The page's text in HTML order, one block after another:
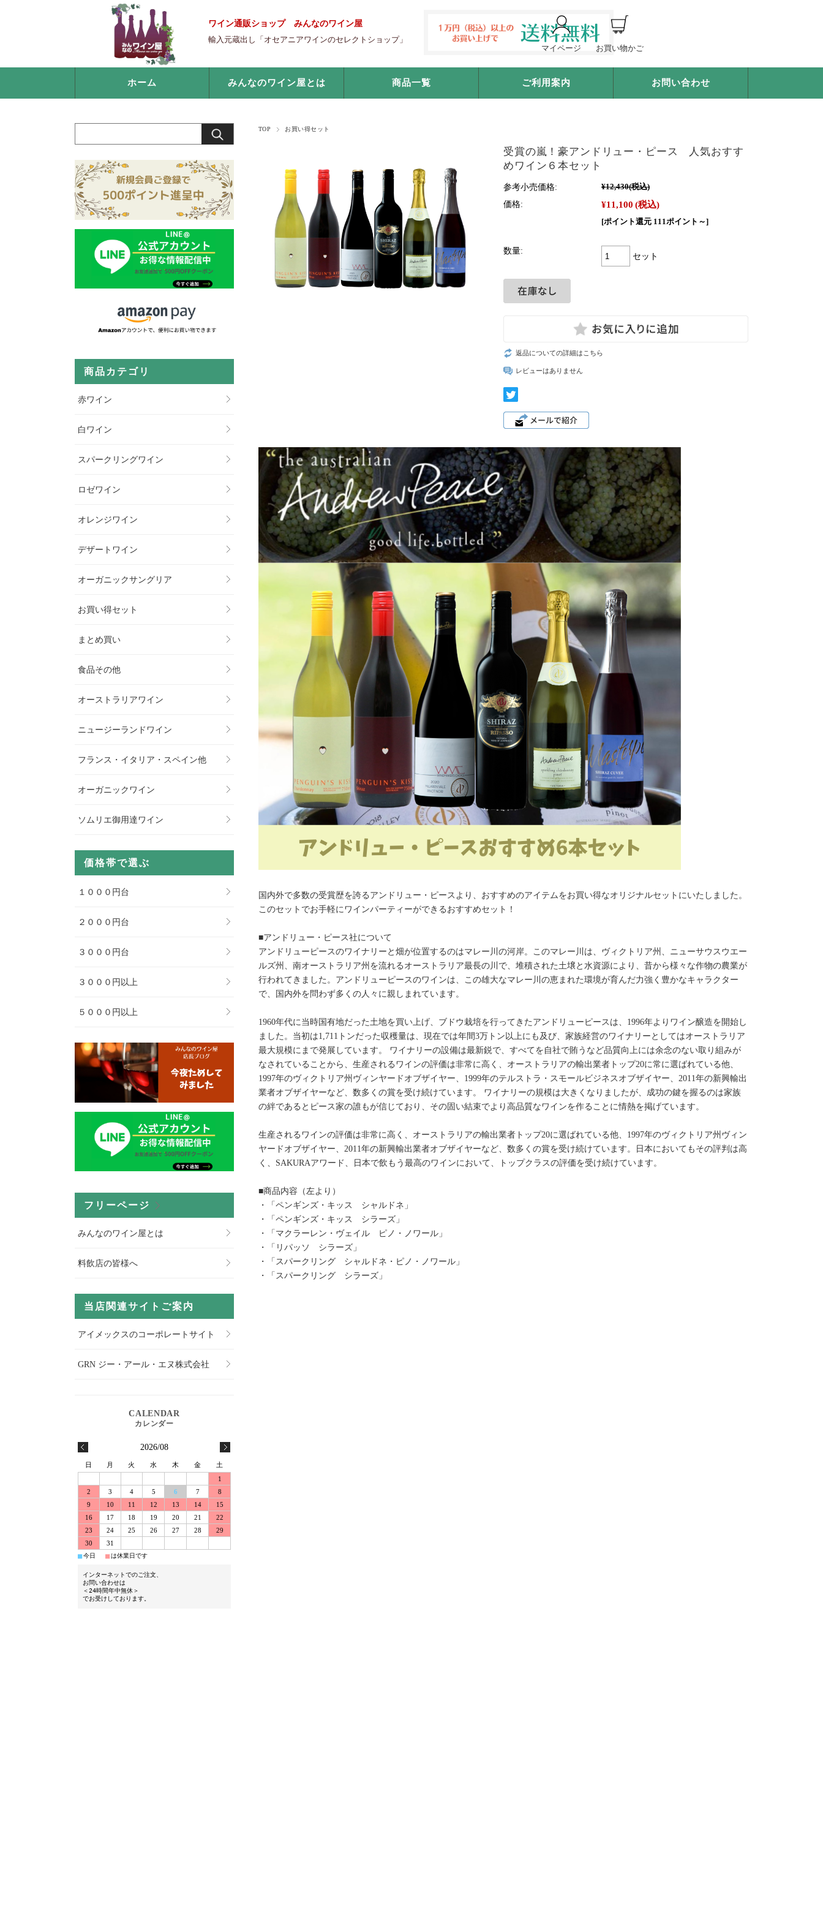
ワイン通販ショップ みんなのワイン屋
輸入元蔵出し「オセアニアワインのセレクトショップ」
マイページ
お買い物かご
ホーム みんなのワイン屋とは 商品一覧 ご利用案内 お問い合わせ
TOP お買い得セット
受賞の嵐！豪アンドリュー・ピース 人気おすす
めワイン６本セット
参考小売価格: ¥12,430(税込)
価格: ¥11,100 (税込)
[ポイント還元 111ポイント～]
数量:
セット
返品についての詳細はこちら
レビューはありません
国内外で多数の受賞歴を誇るアンドリュー・ピースより、おすすめのアイテムをお買い得なオリジナルセットにいたしました。
このセットでお手軽にワインパーティーができるおすすめセット！
■アンドリュー・ピース社について
アンドリューピースのワイナリーと畑が位置するのはマレー川の河岸。このマレー川は、ヴィクトリア州、ニューサウスウエー
ルズ州、南オーストラリア州を流れるオーストラリア最長の川で、堆積された土壌と水資源により、昔から様々な作物の農業が
行われてきました。アンドリューピースのワインは、この雄大なマレー川の恵まれた環境が育んだ力強く豊かなキャラクター
で、国内外を問わず多くの人々に親しまれています。
1960年代に当時国有地だった土地を買い上げ、ブドウ栽培を行ってきたアンドリューピースは、1996年よりワイン醸造を開始し
ました。当初は1,711トンだった収穫量は、現在では年間3万トン以上にも及び、家族経営のワイナリーとしてはオーストラリア
最大規模にまで発展しています。 ワイナリーの設備は最新鋭で、すべてを自社で賄うなど品質向上には余念のない取り組みが
なされていることから、生産されるワインの評価は非常に高く、オーストラリアの輸出業者トップ20に常に選ばれている他、
1997年のヴィクトリア州ヴィンヤードオブザイヤー、1999年のテルストラ・スモールビジネスオブザイヤー、2011年の新興輸出
業者オブザイヤーなど、数多くの賞を受け続けています。 ワイナリーの規模は大きくなりましたが、成功の鍵を握るのは家族
の絆であるとピース家の誰もが信じており、その固い結束でより高品質なワインを作ることに情熱を掲げています。
生産されるワインの評価は非常に高く、オーストラリアの輸出業者トップ20に選ばれている他、1997年のヴィクトリア州ヴィン
ヤードオブザイヤー、2011年の新興輸出業者オブザイヤーなど、数多くの賞を受け続けています。日本においてもその評判は高
く、SAKURAアワード、日本で飲もう最高のワインにおいて、トップクラスの評価を受け続けています。
■商品内容（左より）
・「ペンギンズ・キッス シャルドネ」
・「ペンギンズ・キッス シラーズ」
・「マクラーレン・ヴェイル ピノ・ノワール」
・「リパッソ シラーズ」
・「スパークリング シャルドネ・ピノ・ノワール」
・「スパークリング シラーズ」
商品カテゴリ
赤ワイン
白ワイン
スパークリングワイン
ロゼワイン
オレンジワイン
デザートワイン
オーガニックサングリア
お買い得セット
まとめ買い
食品その他
オーストラリアワイン
ニュージーランドワイン
フランス・イタリア・スペイン他
オーガニックワイン
ソムリエ御用達ワイン
価格帯で選ぶ
１０００円台
２０００円台
３０００円台
３０００円以上
５０００円以上
フリーページ
みんなのワイン屋とは
料飲店の皆様へ
当店関連サイトご案内
アイメックスのコーポレートサイト
GRN ジー・アール・エヌ株式会社
2026/08
日 月 火 水 木 金
土
1
2
3 4 5 6 7
8
9
10 11 12 13 14
15
16
17 18 19 20 21
22
23
24 25 26 27 28
29
30
31
■今日 ■は休業日です
インターネットでのご注文、
お問い合わせは
＜24時間年中無休＞
でお受けしております。